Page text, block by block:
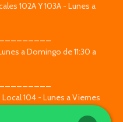
102A Y 103A - Lunes a
a Domingo de 11:30 a
Local 104 - Lunes a Viernes
11:00 – 19:00